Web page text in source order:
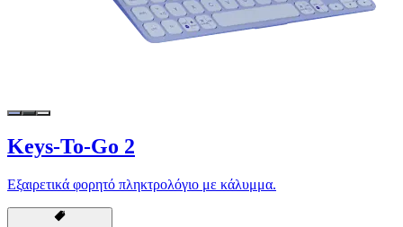
Keys-To-Go 2
Εξαιρετικά φορητό πληκτρολόγιο με κάλυμμα.